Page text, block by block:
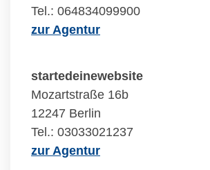
Tel.: 064834099900
zur Agentur
startedeinewebsite
Mozartstraße 16b
12247 Berlin
Tel.: 03033021237
zur Agentur